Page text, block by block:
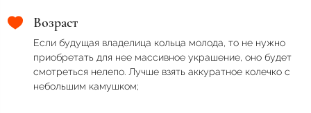
Возраст
Если будущая владелица кольца молода, то не нужно
приобретать для нее массивное украшение, оно будет
смотреться нелепо. Лучше взять аккуратное колечко с
небольшим камушком;